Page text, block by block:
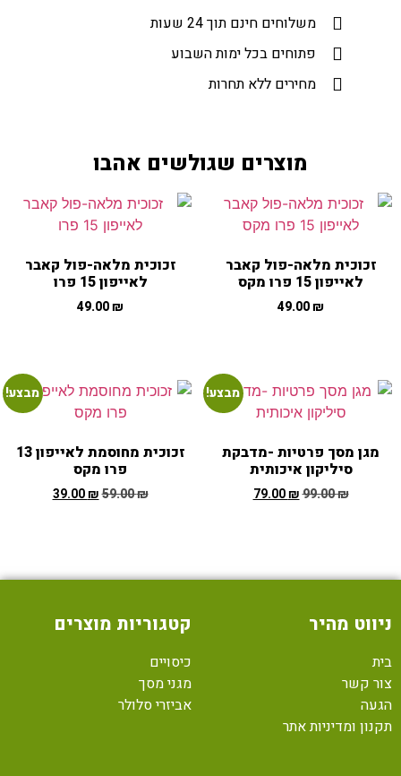
משלוחים חינם תוך 24 שעות​
פתוחים בכל ימות השבוע
מחירים ללא תחרות
מוצרים שגולשים אהבו
זכוכית מלאה-פול קאבר
לאייפון 15 פרו מקס
49.00₪
זכוכית מלאה-פול קאבר
לאייפון 15 פרו
49.00₪
מבצע!
מגן מסך פרטיות -מדבקת
סיליקון איכותית
99.00₪
79.00₪
מבצע!
זכוכית מחוסמת לאייפון 13
פרו מקס
59.00₪
39.00₪
ניווט מהיר
בית
צור קשר
הגעה
תקנון ומדיניות אתר
קטגוריות מוצרים
כיסויים
מגני מסך
אביזרי סלולר